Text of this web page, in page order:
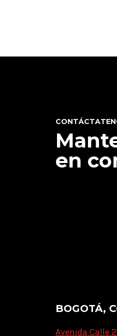
en
BOGOTÁ,
Avenida Calle